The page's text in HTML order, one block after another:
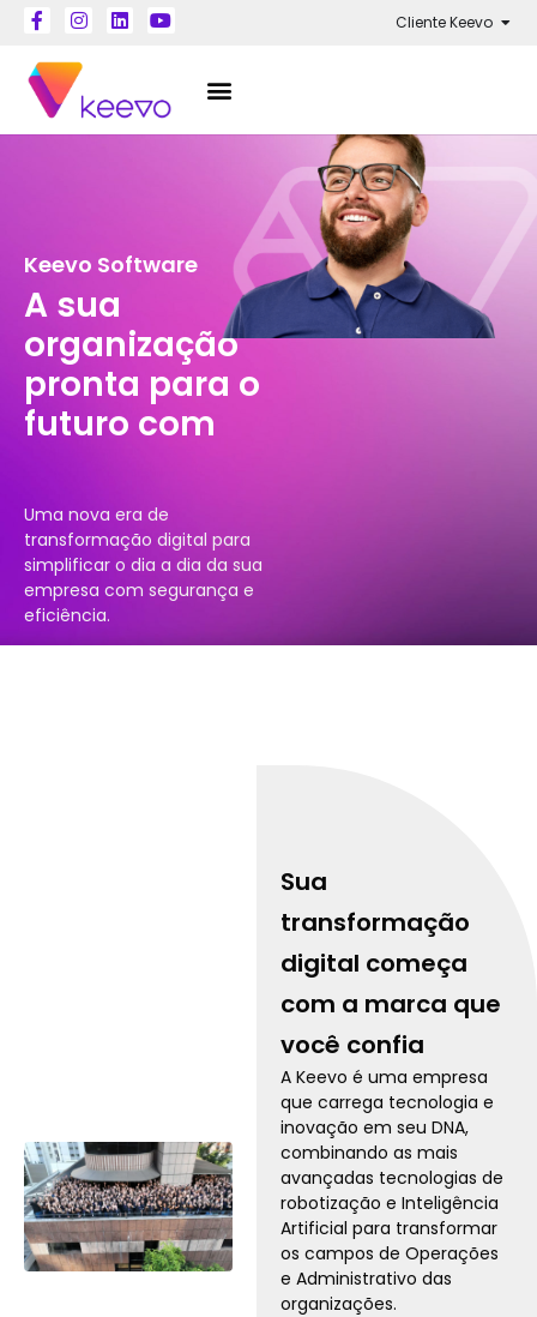
Cliente Keevo
Keevo Software
A sua
organização
pronta para o
futuro com
Uma nova era de
transformação digital para
simplificar o dia a dia da sua
empresa com segurança e
eficiência.
Sua
transformação
digital começa
com a marca que
você confia
A Keevo é uma empresa
que carrega tecnologia e
inovação em seu DNA,
combinando as mais
avançadas tecnologias de
robotização e Inteligência
Artificial para transformar
os campos de Operações
e Administrativo das
organizações.